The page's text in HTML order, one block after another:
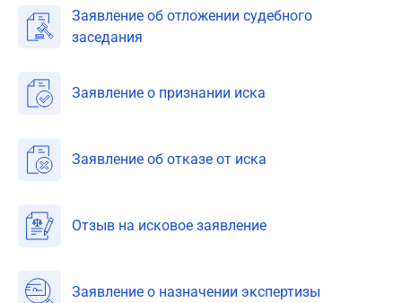
Заявление об отложении судебного
заседания
Заявление о признании иска
Заявление об отказе от иска
Отзыв на исковое заявление
Заявление о назначении экспертизы